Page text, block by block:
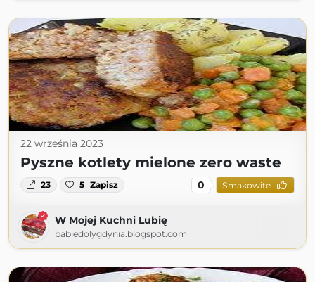
22 września 2023
Pyszne kotlety mielone zero waste
23 5 Zapisz 0 Smakowite
W Mojej Kuchni Lubię
babiedolygdynia.blogspot.com